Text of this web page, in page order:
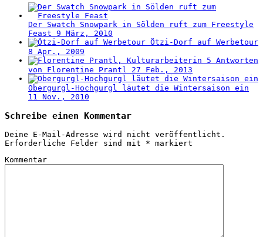
Der Swatch Snowpark in Sölden ruft zum Freestyle
Feast 9 März, 2010
Ötzi-Dorf auf Werbetour
8 Apr., 2009
5 Antworten
von Florentine Prantl
27 Feb., 2013
Obergurgl-Hochgurgl läutet die Wintersaison ein
11 Nov., 2010
Schreibe einen Kommentar
Deine E-Mail-Adresse wird nicht veröffentlicht.
Erforderliche Felder sind mit * markiert
Kommentar